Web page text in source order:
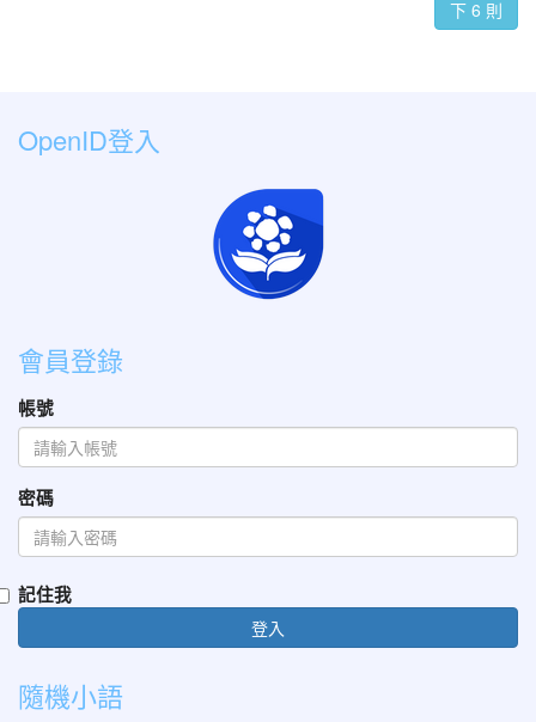
下 6 則
OpenID登入
會員登錄
帳號
密碼
記住我
登入
隨機小語